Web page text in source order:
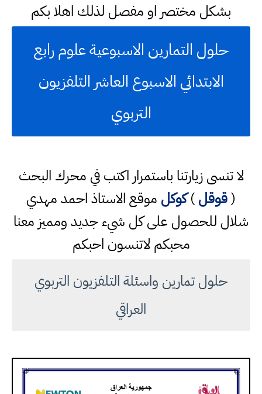
بشكل مختصر او مفصل لذلك اهلا بكم
حلول التمارين الاسبوعية علوم رابع
الابتدائي الاسبوع العاشر التلفزيون
التربوي
لا تنسى زيارتنا باستمرار اكتب في محرك البحث
(قوقل)كوكل موقع الاستاذ احمد مهدي
شلال للحصول على كل شيء جديد ومميز معنا
محبكم لاتنسون احبكم
حلول تمارين واسئلة التلفزيون التربوي
العراقي